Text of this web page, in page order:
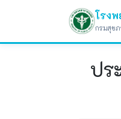
โรง
กรมสุขภ
ปร